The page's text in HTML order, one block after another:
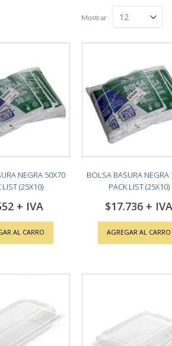
Mostrar
NEGRA 50X70
LIST (25X10)
AL CARRO
BOLSA BASURA NEGRA
PACK LIST (25X10)
$17.736
AGREGAR AL CARRO